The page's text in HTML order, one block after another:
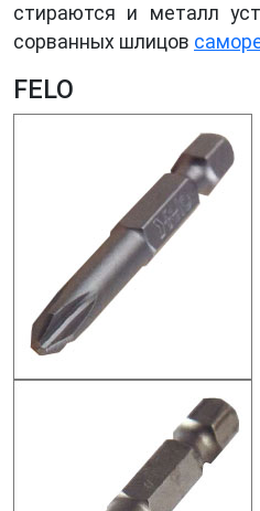
стираются и металл
сорванных шлицов
FELO